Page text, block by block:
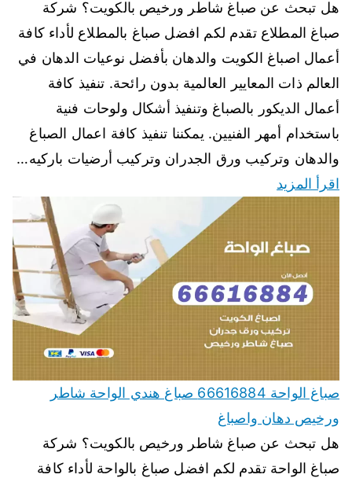
هل تبحث عن صباغ شاطر ورخيص بالكويت؟ شركة
صباغ المطلاع تقدم لكم افضل صباغ بالمطلاع لأداء كافة
أعمال اصباغ الكويت والدهان بأفضل نوعيات الدهان في
العالم ذات المعايير العالمية بدون رائحة. تنفيذ كافة
أعمال الديكور بالصباغ وتنفيذ أشكال ولوحات فنية
باستخدام أمهر الفنيين. يمكننا تنفيذ كافة اعمال الصباغ
والدهان وتركيب ورق الجدران وتركيب أرضيات باركيه…
اقرأ المزيد
صباغ الواحة 66616884 صباغ هندي الواحة شاطر
ورخيص دهان واصباغ
هل تبحث عن صباغ شاطر ورخيص بالكويت؟ شركة
صباغ الواحة تقدم لكم افضل صباغ بالواحة لأداء كافة